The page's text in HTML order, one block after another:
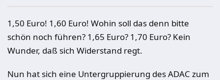
1,50 Euro! 1,60 Euro! Wohin soll das denn bitte
schön noch führen? 1,65 Euro? 1,70 Euro? Kein
Wunder, daß sich Widerstand regt.
Nun hat sich eine Untergruppierung des ADAC zum